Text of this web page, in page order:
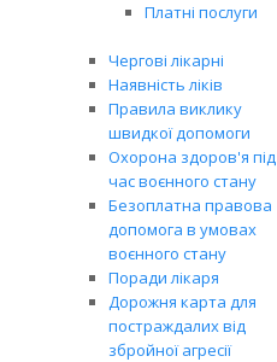
Платні послуги
Чергові лікарні
Наявність ліків
Правила виклику
швидкої допомоги
Охорона здоров'я під
час воєнного стану
Безоплатна правова
допомога в умовах
воєнного стану
Поради лікаря
Дорожня карта для
постраждалих від
збройної агресії